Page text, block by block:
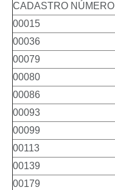
CADASTRO NÚMERO
00015
00036
00079
00080
00086
00093
00099
00113
00139
00179